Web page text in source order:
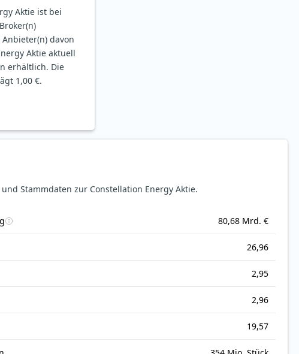
Aktie ist bei
davon
Aktie aktuell
erhältlich. Die
1,00 €.
Stammdaten zur Constellation Energy Aktie.
80,68 Mrd. €
26,96
2,95
2,96
19,57